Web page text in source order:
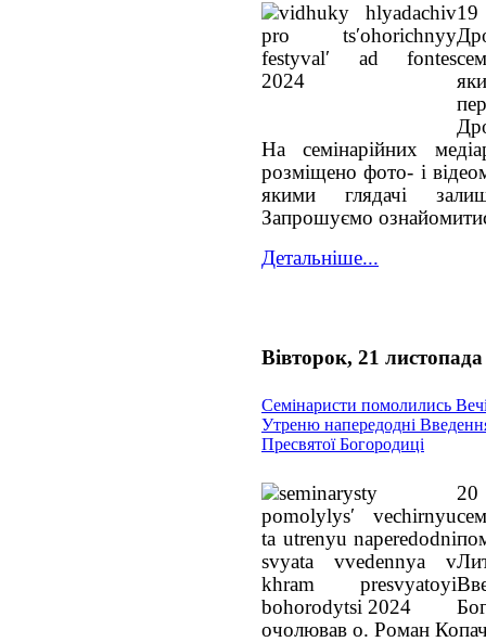
На семінарійних
розміщено фото- і
якими глядачі
Запрошуємо
Детальніше...
Вівторок, 21
Семінаристи помолились
Утреню напередодні
Пресвятої Богородиці
очолював о. Роман